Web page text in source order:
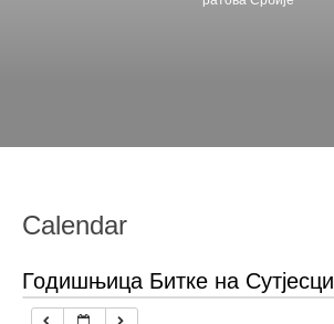
Calendar
Годишњица Битке на Сутјесци